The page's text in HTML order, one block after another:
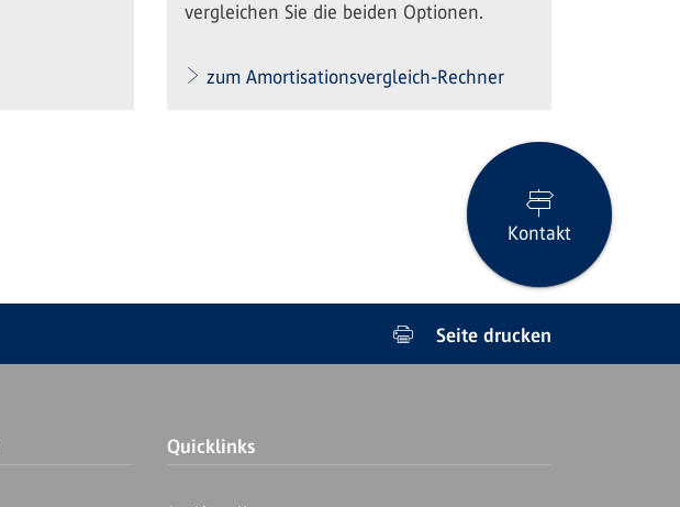
vergleichen Sie die beiden Optionen.
zum Amortisationsvergleich-Rechner
Kontakt
Seite drucken
Quicklinks